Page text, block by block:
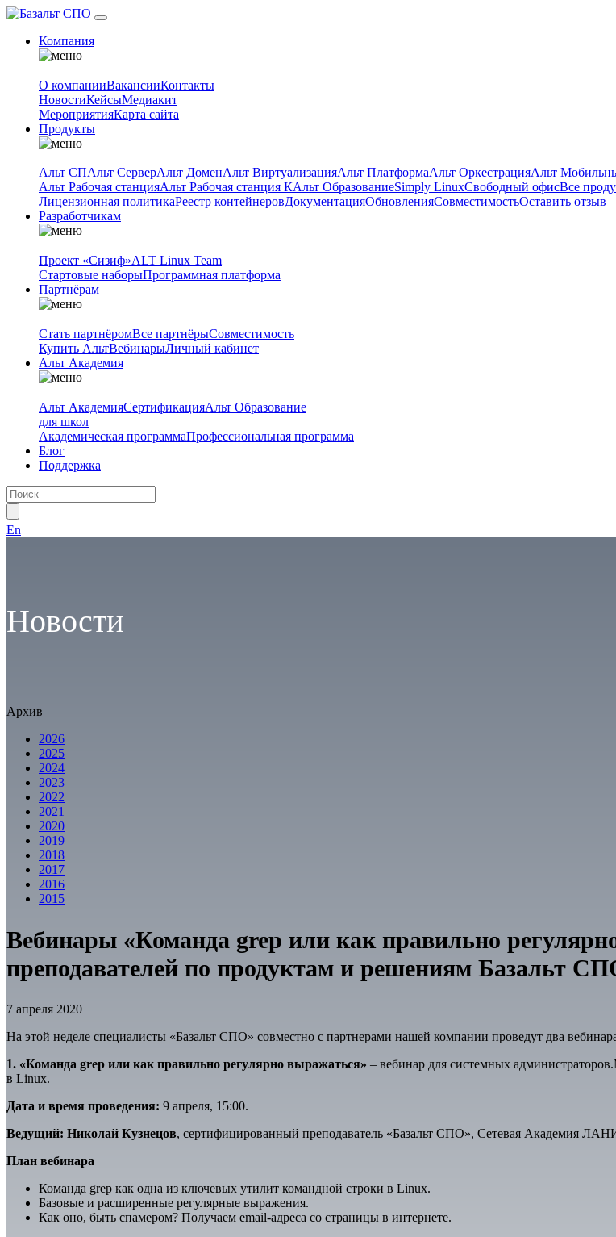
Компания
О компанииВакансииКонтакты
НовостиКейсыМедиакит
МероприятияКарта сайта
Продукты
Альт СПАльт СерверАльт ДоменАльт ВиртуализацияАльт ПлатформаАльт ОркестрацияАльт
Альт Рабочая станцияАльт Рабочая станция КАльт ОбразованиеSimply LinuxСвободный офисВсе
Лицензионная политикаРеестр контейнеровДокументацияОбновленияСовместимостьОставить отзыв
Разработчикам
Проект «Сизиф»ALT Linux Team
Стартовые наборыПрограммная платформа
Партнёрам
Стать партнёромВсе партнёрыСовместимость
Купить АльтВебинарыЛичный кабинет
Альт Академия
Альт АкадемияСертификацияАльт Образование
для школ
Академическая программаПрофессиональная программа
Блог
Поддержка
En
Новости
Архив
2026
2025
2024
2023
2022
2021
2020
2019
2018
2017
2016
2015
Вебинары «Команда grep или как правильно
преподавателей по продуктам и решениям Базальт
7 апреля 2020
На этой неделе специалисты «Базальт СПО» совместно с партнерами нашей компании проведут два
1. «Команда grep или как правильно регулярно выражаться» – вебинар для системных
в Linux.
Дата и время проведения: 9 апреля, 15:00.
Ведущий: Николай Кузнецов, сертифицированный преподаватель «Базальт СПО», Сетевая Академия
План вебинара
Команда grep как одна из ключевых утилит командной строки в Linux.
Базовые и расширенные регулярные выражения.
Как оно, быть спамером? Получаем email-адреса со страницы в интернете.